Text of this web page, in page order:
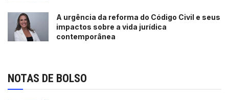
A urgência da reforma do Código Civil e seus
impactos sobre a vida jurídica
contemporânea
NOTAS DE BOLSO